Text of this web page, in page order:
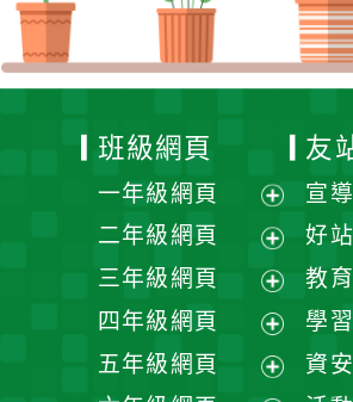
班級網頁
一年級網頁
展
選
單
二年級網頁
展
選
單
三年級網頁
展
選
四年級網頁
展
五年級網頁
友
宣
好
教
學
資